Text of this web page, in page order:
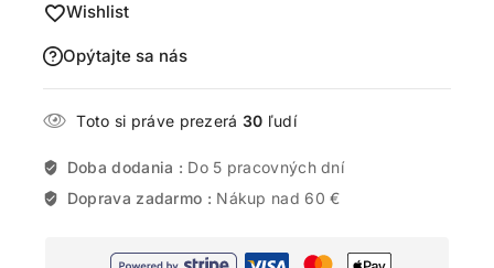
Wishlist
Opýtajte sa nás
Toto si práve prezerá 30 ľudí
Doba dodania : Do 5 pracovných dní
Doprava zadarmo : Nákup nad 60 €